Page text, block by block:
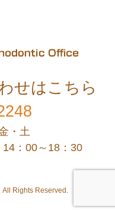
せはこちら
・土
：00～18：30
Rights Reserved.